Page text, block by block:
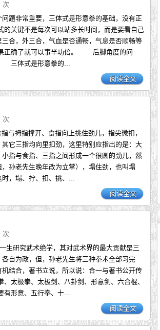
次
题非常重要，三体式是形意拳的基础，没有正
键不是每次可以站多长时间，而是要看自己
合，外三合，气血是否通畅，气息是否顺畅等
正确了就可以事半功倍。 后脚角度的问
三体式是形意拳的...
阅读全文
次
与拇指撑开、食指向上挑住劲儿，指尖微扣，
它三指均向里扣劲，这里特别应指出的是：大
指与食指、三指之间形成一个很圆的劲儿，然
孙老先生晚年改为立掌），塌住劲，也叫塌
，塌、拧、扣、挑、...
阅读全文
次
生研究武术绝学，其对武术界的最大贡献是三
自为政，但，孙老先生将三种拳术全部习完
结合，著书立说，所以说：合一与著书公开传
太极拳、太极剑、八卦剑、形意剑、六合棍、
有形意、五行拳、十...
阅读全文